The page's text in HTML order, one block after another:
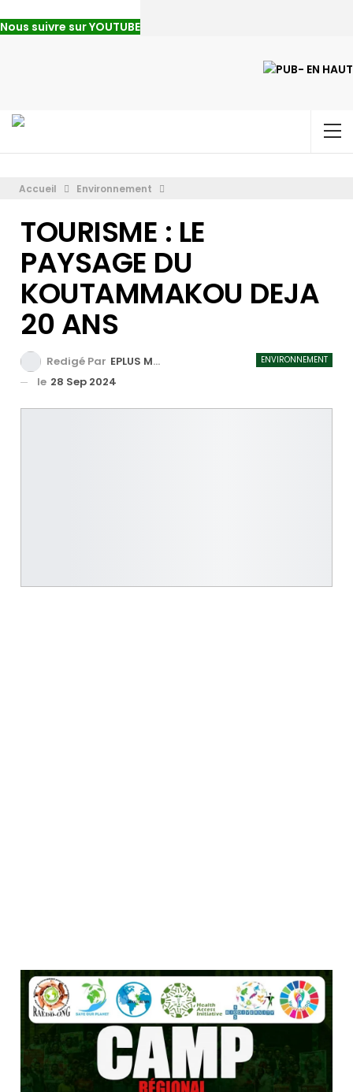
Nous suivre sur YOUTUBE
Accueil Environnement
TOURISME : LE
PAYSAGE DU
KOUTAMMAKOU DEJA
20 ANS
ENVIRONNEMENT
Redigé Par EPLUS MEDIA TV
le 28 Sep 2024